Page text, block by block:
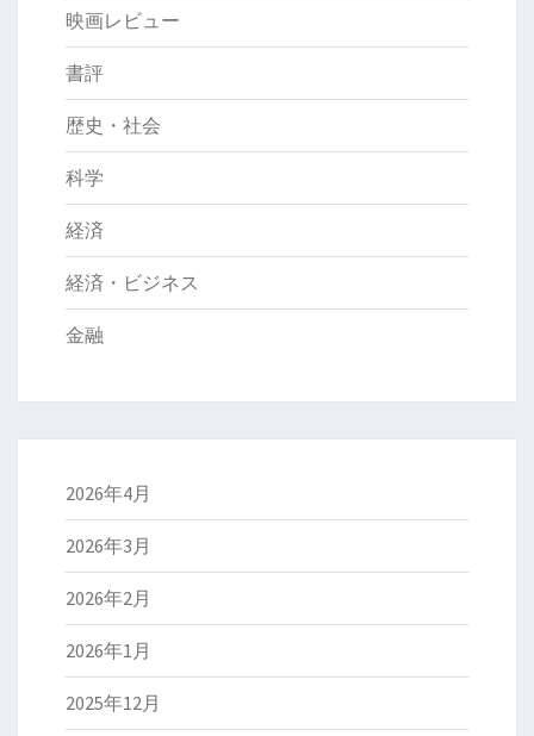
映画レビュー
書評
歴史・社会
科学
経済
経済・ビジネス
金融
2026年4月
2026年3月
2026年2月
2026年1月
2025年12月